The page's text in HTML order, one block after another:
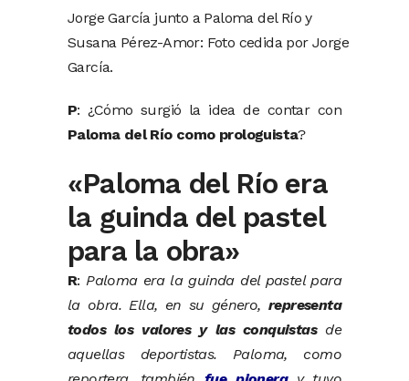
Jorge García junto a Paloma del Río y
Susana Pérez-Amor: Foto cedida por Jorge
García.
P: ¿Cómo surgió la idea de contar con
Paloma del Río como prologuista?
«Paloma del Río era
la guinda del pastel
para la obra»
R:Paloma era la guinda del pastel para
la obra. Ella, en su género, representa
todos los valores y las conquistasde
aquellas deportistas. Paloma, como